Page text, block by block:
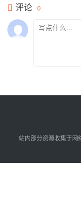
评论 0
站内部分资源收集于网